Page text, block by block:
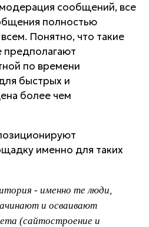
сообщений, все
полностью
Понятно, что такие
по времени
быстрых и
более чем
именно для таких
- именно те люди,
и осваивают
(сайтостроение и